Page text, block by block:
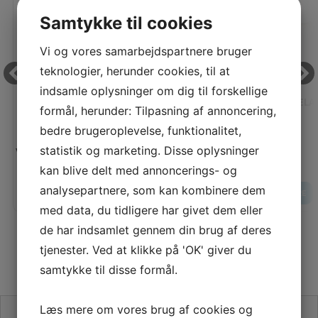
LUKSUS ELASTIK (HVID) 6 MM BREDDE 1 METER
LÆS MERE
Vores pris:
10,00
LÆG I KURV
Vores pris:
Samtykke til cookies
Vi og vores samarbejdspartnere bruger
teknologier, herunder cookies, til at
indsamle oplysninger om dig til forskellige
formål, herunder: Tilpasning af annoncering,
bedre brugeroplevelse, funktionalitet,
statistik og marketing. Disse oplysninger
kan blive delt med annoncerings- og
analysepartnere, som kan kombinere dem
med data, du tidligere har givet dem eller
de har indsamlet gennem din brug af deres
tjenester. Ved at klikke på 'OK' giver du
samtykke til disse formål.
Læs mere om vores brug af cookies og